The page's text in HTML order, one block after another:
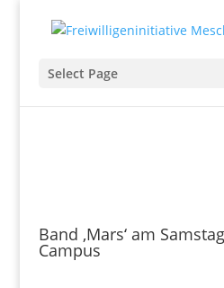
Select Page
Band ‚Mars‘ am
Campus